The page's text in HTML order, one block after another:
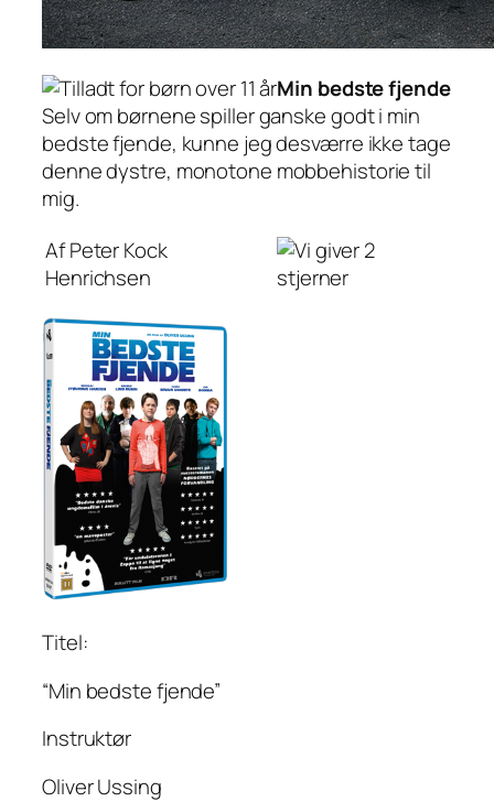
Min bedste fjende
Selv om børnene spiller ganske godt i min
bedste fjende, kunne jeg desværre ikke tage
denne dystre, monotone mobbehistorie til
mig.
Af Peter Kock
Henrichsen
Titel:
“Min bedste fjende”
Instruktør
Oliver Ussing